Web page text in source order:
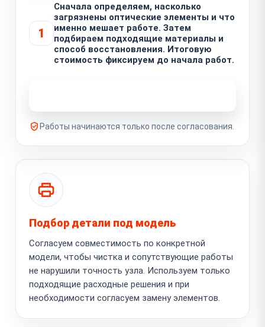
1
Сначала определяем, насколько
загрязнены оптические элементы и что
именно мешает работе. Затем
подбираем подходящие материалы и
способ восстановления. Итоговую
стоимость фиксируем до начала работ.
Работы начинаются только после согласования.
Подбор детали под модель
Согласуем совместимость по конкретной
модели, чтобы чистка и сопутствующие работы
не нарушили точность узла. Используем только
подходящие расходные решения и при
необходимости согласуем замену элементов.